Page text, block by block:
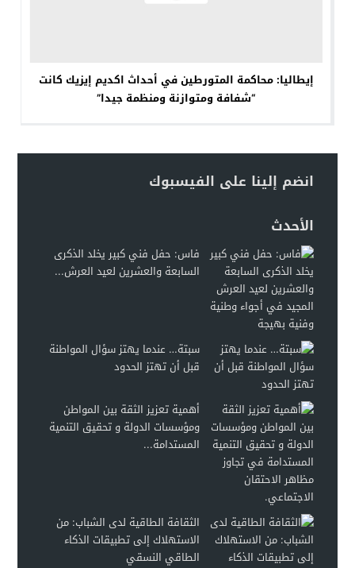
إيطاليا: محاكمة المتورطين في أحداث اكديم إيزيك كانت
“شفافة ومتوازنة ومنظمة جيدا”
انضم إلينا على الفيسبوك
الأحدث
فاس: حفل فني كبير يخلد الذكرى
السابعة والعشرين لعيد العرش...
سبتة… عندما يهتز سؤال المواطنة
قبل أن تهتز الحدود
أهمية تعزيز الثقة بين المواطن
ومؤسسات الدولة و تحقيق التنمية
المستدامة...
الثقافة الطاقية لدى الشباب: من
الاستهلاك إلى تطبيقات الذكاء
الطاقي النسقي